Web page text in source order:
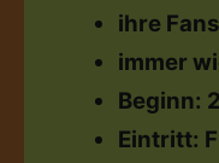
ihre
immer
Beginn:
Eintritt: